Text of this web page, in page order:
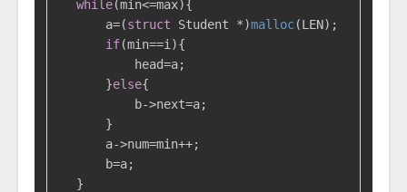
while(min<=max){
        a=(
struct Student *)malloc(LEN);
if(min==i){
            head=a;
        }
else{
            b->next=a;
        }
        a->num=min++;
        b=a;
    }